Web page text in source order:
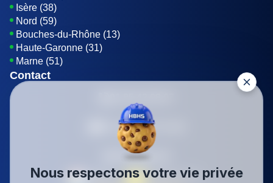
Isère (38)
Nord (59)
Bouches-du-Rhône (13)
Haute-Garonne (31)
Marne (51)
Contact
Envoyer un E-mail
Être rappelé
Nous respectons votre vie privée